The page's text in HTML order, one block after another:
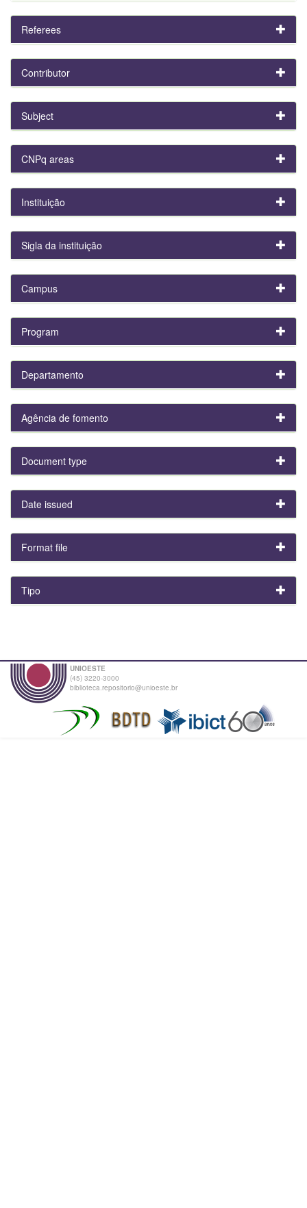
Referees
Contributor
Subject
CNPq areas
Instituição
Sigla da instituição
Campus
Program
Departamento
Agência de fomento
Document type
Date issued
Format file
Tipo
UNIOESTE
(45) 3220-3000
biblioteca.repositorio@unioeste.br